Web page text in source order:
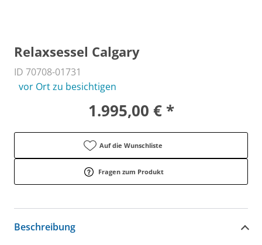
Relaxsessel Calgary
ID 70708-01731
vor Ort zu besichtigen
1.995,00 € *
Auf die Wunschliste
Fragen zum Produkt
Beschreibung